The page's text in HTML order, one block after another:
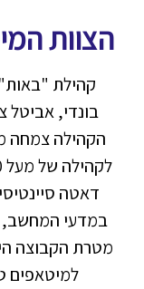
הצוות
קהילת
הקהילה צמחה
דאטה
במדעי המחשב,
מטרת הקבוצה
למיטאפים